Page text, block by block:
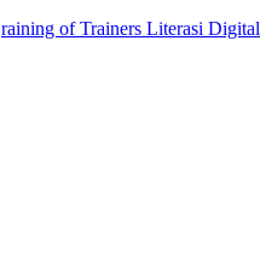
raining of Trainers Literasi Digital